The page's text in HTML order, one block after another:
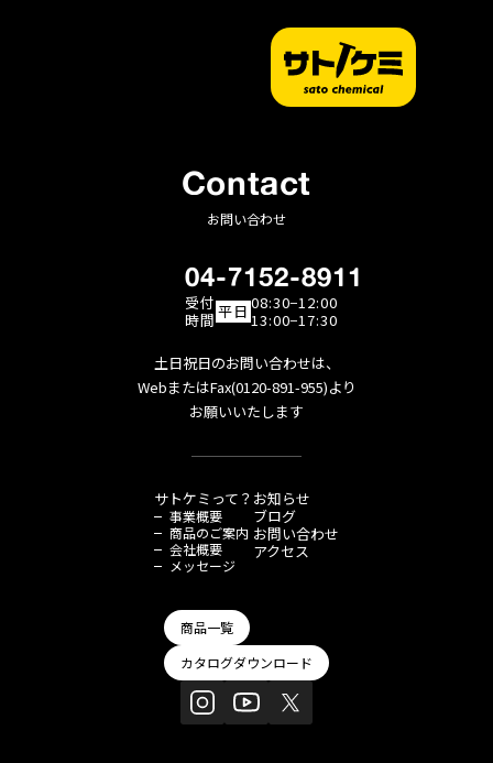
Contact
お問い合わせ
04-7152-8911
受付
時間平日 08:30−12:00
13:00−17:30
土日祝日のお問い合わせは、
WebまたはFax(0120-891-955)より
お願いいたします
サトケミって？
事業概要
商品のご案内
会社概要
メッセージ
お知らせ
ブログ
お問い合わせ
アクセス
商品一覧
カタログダウンロード